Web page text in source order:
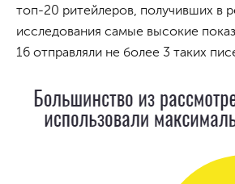
топ-20 ритейлеров, получивших в
исследования самые высокие
16 отправляли не более 3 таких